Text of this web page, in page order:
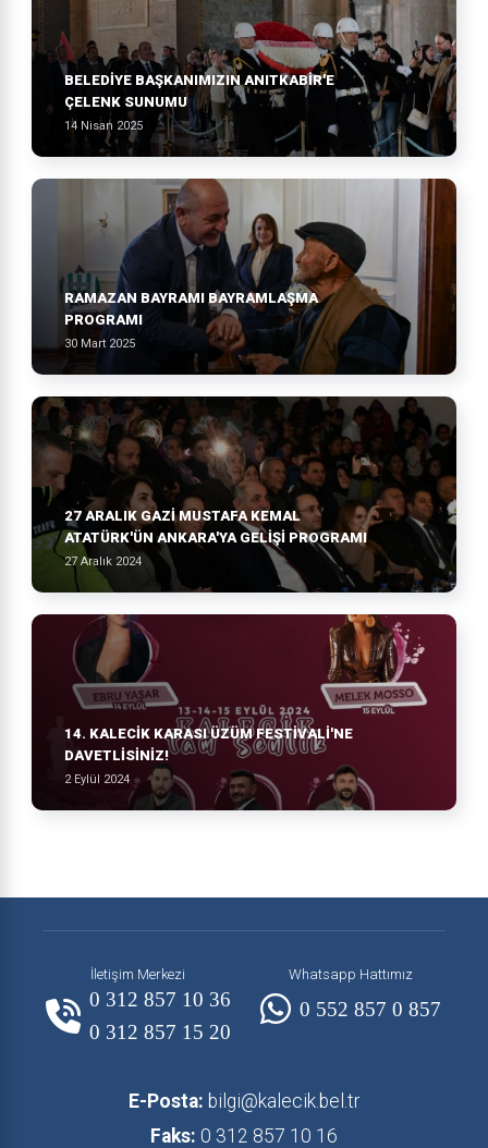
BELEDİYE BAŞKANIMIZIN ANITKABİR'E
ÇELENK SUNUMU
14 Nisan 2025
RAMAZAN BAYRAMI BAYRAMLAŞMA
PROGRAMI
30 Mart 2025
27 ARALIK GAZİ MUSTAFA KEMAL
ATATÜRK'ÜN ANKARA'YA GELİŞİ PROGRAMI
27 Aralık 2024
14. KALECIK KARASI ÜZÜM FESTIVALI'NE
DAVETLISINIZ!
2 Eylül 2024
İletişim Merkezi
0 312 857 10 36
0 312 857 15 20
Whatsapp Hattımız
0 552 857 0 857
E-Posta: bilgi@kalecik.bel.tr
Faks: 0 312 857 10 16